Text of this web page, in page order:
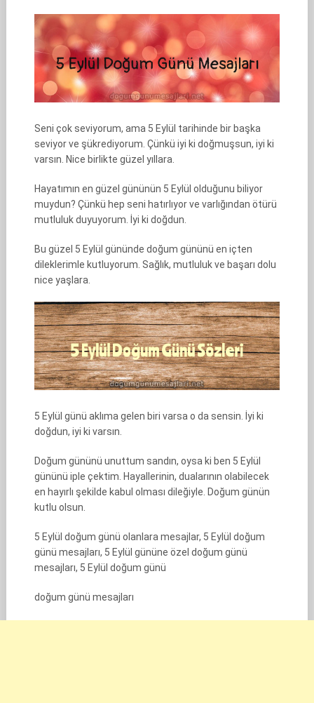
Seni çok seviyorum, ama 5 Eylül tarihinde bir başka
seviyor ve şükrediyorum. Çünkü iyi ki doğmuşsun, iyi ki
varsın. Nice birlikte güzel yıllara.
Hayatımın en güzel gününün 5 Eylül olduğunu biliyor
muydun? Çünkü hep seni hatırlıyor ve varlığından ötürü
mutluluk duyuyorum. İyi ki doğdun.
Bu güzel 5 Eylül gününde doğum gününü en içten
dileklerimle kutluyorum. Sağlık, mutluluk ve başarı dolu
nice yaşlara.
5 Eylül günü aklıma gelen biri varsa o da sensin. İyi ki
doğdun, iyi ki varsın.
Doğum gününü unuttum sandın, oysa ki ben 5 Eylül
gününü iple çektim. Hayallerinin, dualarının olabilecek
en hayırlı şekilde kabul olması dileğiyle. Doğum günün
kutlu olsun.
5 Eylül doğum günü olanlara mesajlar, 5 Eylül doğum
günü mesajları, 5 Eylül gününe özel doğum günü
mesajları, 5 Eylül doğum günü
doğum günü mesajları